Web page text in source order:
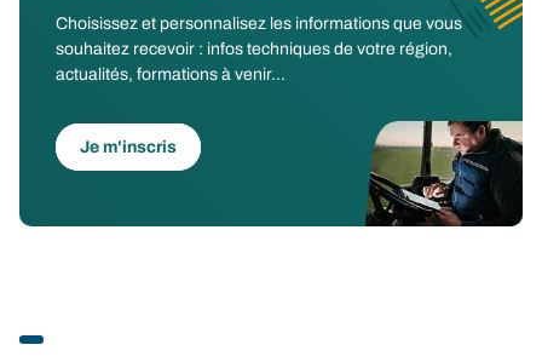
Choisissez et personnalisez les informations que vous
souhaitez recevoir : infos techniques de votre région,
actualités, formations à venir...
Je m'inscris